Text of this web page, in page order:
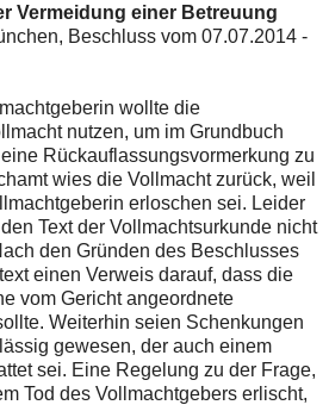
Vermeidung einer Betreuung
Beschluss vom 07.07.2014 -
wollte die
nutzen, um im Grundbuch
Rückauflassungsvormerkung zu
wies die Vollmacht zurück, weil
erloschen sei. Leider
Text der Vollmachtsurkunde nicht
den Gründen des Beschlusses
einen Verweis darauf, dass die
vom Gericht angeordnete
Weiterhin seien Schenkungen
gewesen, der auch einem
sei. Eine Regelung zu der Frage,
Tod des Vollmachtgebers erlischt,